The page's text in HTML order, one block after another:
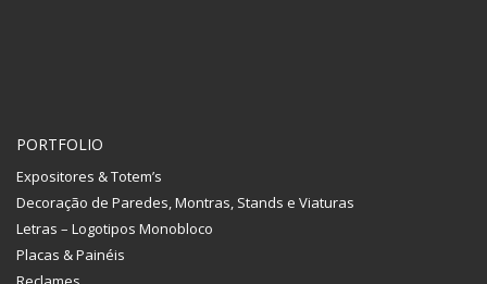
PORTFOLIO
Expositores & Totem’s
Decoração de Paredes, Montras, Stands e Viaturas
Letras – Logotipos Monobloco
Placas & Painéis